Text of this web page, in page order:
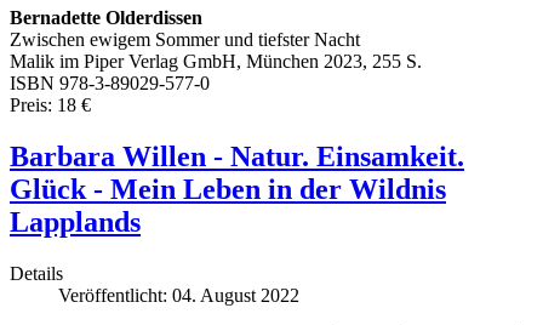
Bernadette Olderdissen
Zwischen ewigem Sommer und tiefster Nacht
Malik im Piper Verlag GmbH, München 2023, 255 S.
ISBN 978-3-89029-577-0
Preis: 18 €
Barbara Willen - Natur. Einsamkeit.
Glück - Mein Leben in der Wildnis
Lapplands
Details
Veröffentlicht: 04. August 2022